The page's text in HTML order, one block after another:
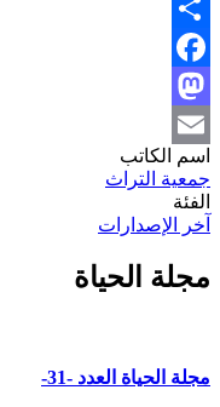
Share
Facebook
Mastodon
Email
اسم الكاتب
جمعية التراث
الفئة
آخر الإصدارات
مجلة الحياة
مجلة الحياة العدد -31-